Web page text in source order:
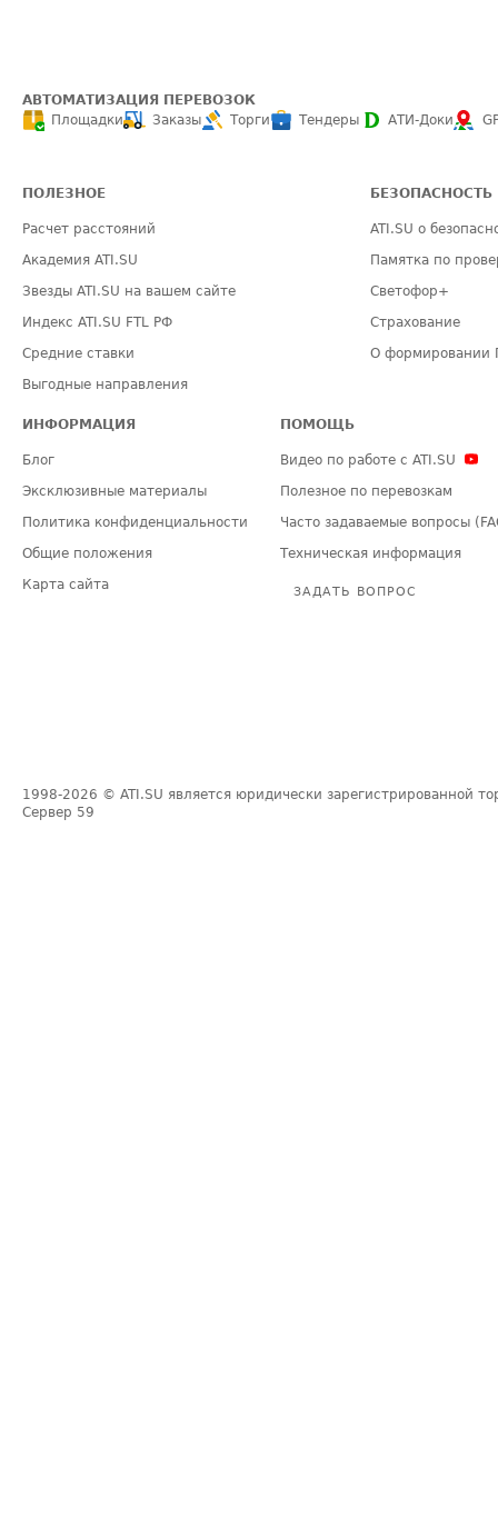
АВТОМАТИЗАЦИЯ ПЕРЕВОЗОК
Площадки
Заказы Торги Тендеры АТИ-Доки
ПОЛЕЗНОЕ
Расчет расстояний
Академия ATI.SU
Звезды ATI.SU на вашем сайте
Индекс ATI.SU FTL РФ
Средние ставки
Выгодные направления
БЕЗОПАСНОСТЬ
ATI.SU о
Памятка по
Светофор+
Страхование
О формировании
ИНФОРМАЦИЯ
Блог
Эксклюзивные материалы
Политика конфиденциальности
Общие положения
Карта сайта
ПОМОЩЬ
Видео по работе с ATI.SU
Полезное по перевозкам
Часто задаваемые вопросы
Техническая информация
ЗАДАТЬ ВОПРОС
1998-2026 © ATI.SU является юридически зарегистрированной
Сервер 59